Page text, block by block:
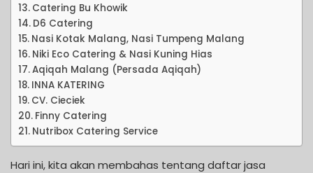
Catering Bu Khowik
D6 Catering
Nasi Kotak Malang, Nasi Tumpeng Malang
Niki Eco Catering & Nasi Kuning Hias
Aqiqah Malang (Persada Aqiqah)
INNA KATERING
CV. Cieciek
Finny Catering
Nutribox Catering Service
Hari ini, kita akan membahas tentang daftar jasa